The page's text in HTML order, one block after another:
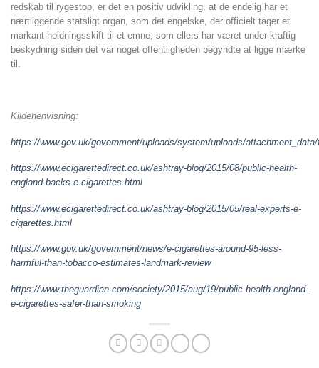
redskab til rygestop, er det en positiv udvikling, at de endelig har et
nærtliggende statsligt organ, som det engelske, der officielt tager et
markant holdningsskift til et emne, som ellers har været under kraftig
beskydning siden det var noget offentligheden begyndte at ligge mærke
til.
Kildehenvisning:
https://www.gov.uk/government/uploads/system/uploads/
https://www.ecigarettedirect.co.uk/ashtray-blog/2015/08/public-health-
england-backs-e-cigarettes.html
https://www.ecigarettedirect.co.uk/ashtray-blog/2015/05/real-experts-e-
cigarettes.html
https://www.gov.uk/government/news/e-cigarettes-around-95-less-
harmful-than-tobacco-estimates-landmark-review
https://www.theguardian.com/society/2015/aug/19/public-health-england-
e-cigarettes-safer-than-smoking